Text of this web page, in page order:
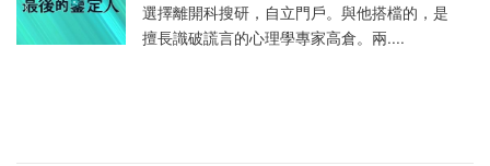
選擇離開科搜研，自立門戶。與他搭檔的，是
擅長識破謊言的心理學專家高倉。兩....